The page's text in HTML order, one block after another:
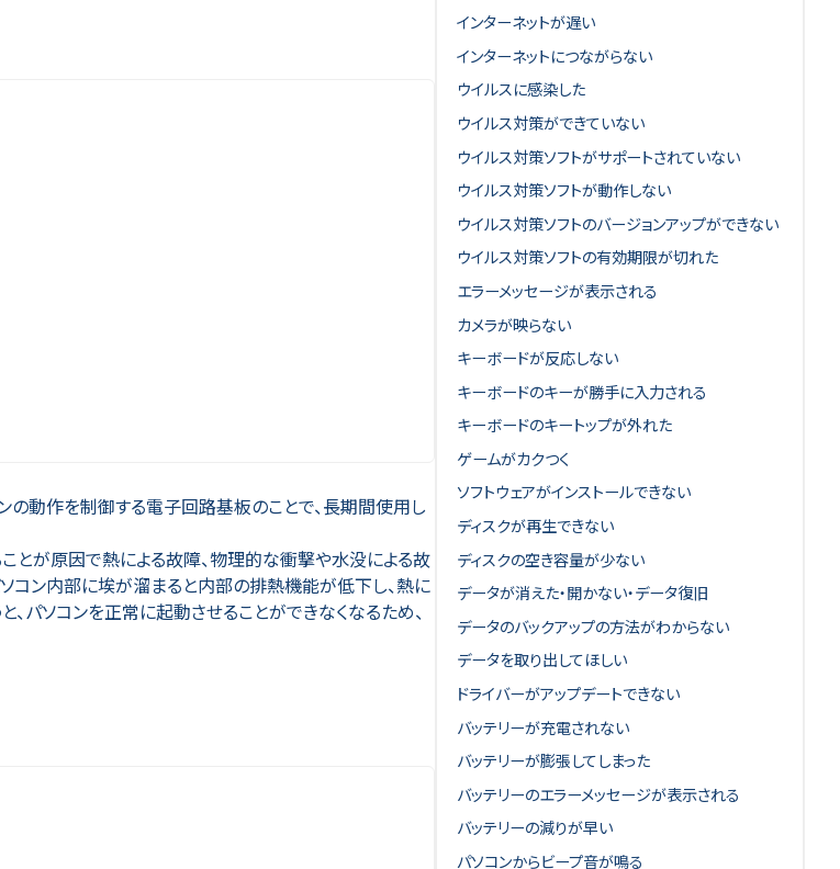
の動作を制御する電子回路基板のことで、長期間使用し
とが原因で熱による故障、物理的な衝撃や水没による故
コン内部に埃が溜まると内部の排熱機能が低下し、熱に
パソコンを正常に起動させることができなくなるため、
インターネットが遅い
インターネットにつながらない
ウイルスに感染した
ウイルス対策ができていない
ウイルス対策ソフトがサポートされていない
ウイルス対策ソフトが動作しない
ウイルス対策ソフトのバージョンアップができない
ウイルス対策ソフトの有効期限が切れた
エラーメッセージが表示される
カメラが映らない
キーボードが反応しない
キーボードのキーが勝手に入力される
キーボードのキートップが外れた
ゲームがカクつく
ソフトウェアがインストールできない
ディスクが再生できない
ディスクの空き容量が少ない
データが消えた・開かない・データ復旧
データのバックアップの方法がわからない
データを取り出してほしい
ドライバーがアップデートできない
バッテリーが充電されない
バッテリーが膨張してしまった
バッテリーのエラーメッセージが表示される
バッテリーの減りが早い
パソコンからビープ音が鳴る